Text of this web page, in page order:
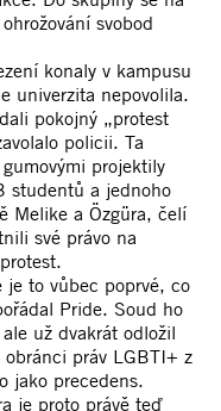
svobod
konaly v kampusu
univerzita nepovolila.
pokojný „protest
policii. Ta
projektily
studentů a jednoho
Melike a Özgüra, čelí
své právo na
je to vůbec poprvé, co
Pride. Soud ho
už dvakrát odložil
práv LGBTI+ z
jako precedens.
je proto právě teď